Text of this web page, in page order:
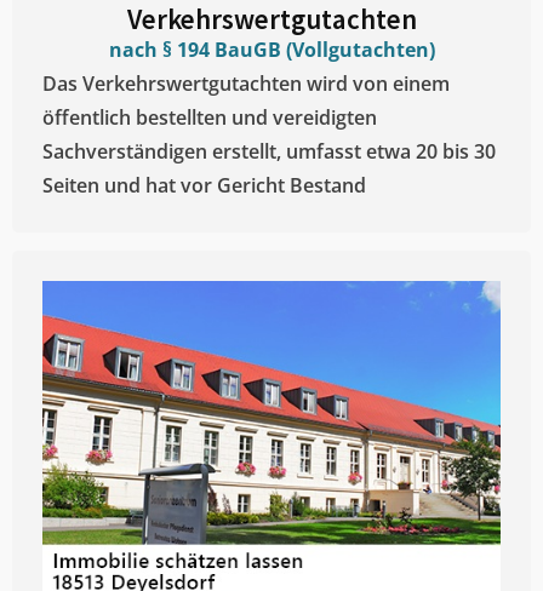
Verkehrswertgutachten
nach § 194 BauGB (Vollgutachten)
Das Verkehrswertgutachten wird von einem
öffentlich bestellten und vereidigten
Sachverständigen erstellt, umfasst etwa 20 bis 30
Seiten und hat vor Gericht Bestand